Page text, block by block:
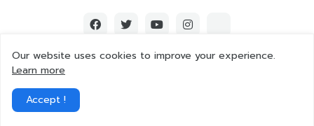
Our website uses cookies to improve your experience.
Learn more
Accept !